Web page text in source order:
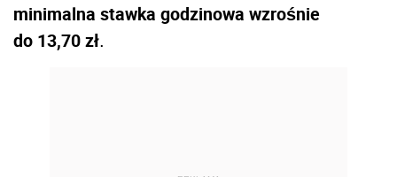
minimalna stawka godzinowa wzrośnie
do 13,70 zł.